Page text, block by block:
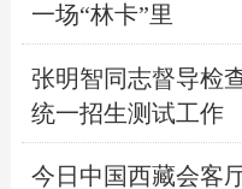
一场“林卡”里
张明智同志督导检
统一招生测试工作
今日中国西藏会客